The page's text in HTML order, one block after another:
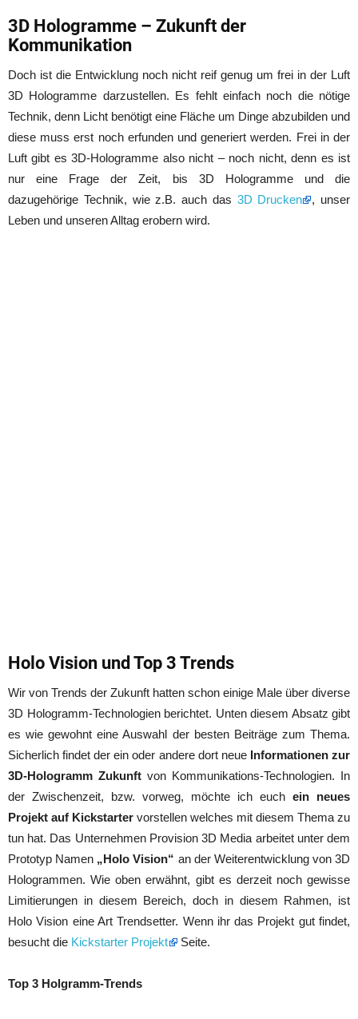
3D Hologramme – Zukunft der
Kommunikation
Doch ist die Entwicklung noch nicht reif genug um frei in der Luft
3D Hologramme darzustellen. Es fehlt einfach noch die nötige
Technik, denn Licht benötigt eine Fläche um Dinge abzubilden und
diese muss erst noch erfunden und generiert werden. Frei in der
Luft gibt es 3D-Hologramme also nicht – noch nicht, denn es ist
nur eine Frage der Zeit, bis 3D Hologramme und die
dazugehörige Technik, wie z.B. auch das 3D Drucken
, unser
Leben und unseren Alltag erobern wird.
Holo Vision und Top 3 Trends
Wir von Trends der Zukunft hatten schon einige Male über diverse
3D Hologramm-Technologien berichtet. Unten diesem Absatz gibt
es wie gewohnt eine Auswahl der besten Beiträge zum Thema.
Sicherlich findet der ein oder andere dort neueInformationen zur
3D-Hologramm Zukunft von Kommunikations-Technologien. In
der Zwischenzeit, bzw. vorweg, möchte ich euch ein neues
Projekt auf Kickstarter vorstellen welches mit diesem Thema zu
tun hat. Das Unternehmen Provision 3D Media arbeitet unter dem
Prototyp Namen „Holo Vision“ an der Weiterentwicklung von 3D
Hologrammen. Wie oben erwähnt, gibt es derzeit noch gewisse
Limitierungen in diesem Bereich, doch in diesem Rahmen, ist
Holo Vision eine Art Trendsetter. Wenn ihr das Projekt gut findet,
besucht die Kickstarter Projekt Seite.
Top 3 Holgramm-Trends